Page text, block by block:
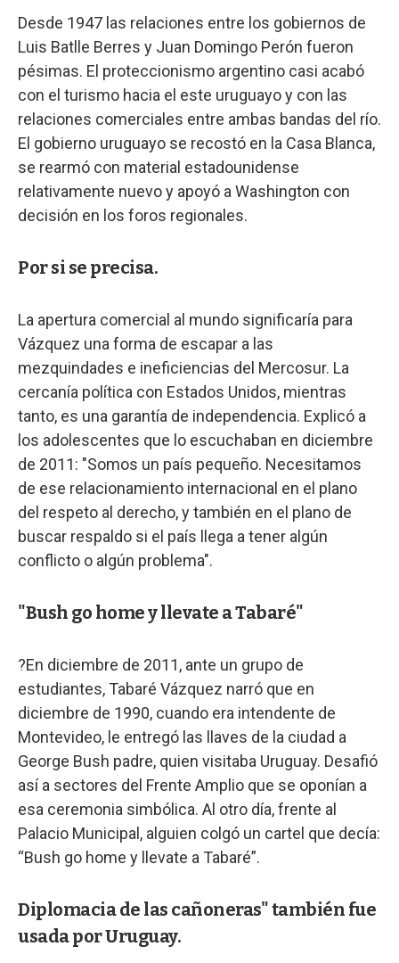
Desde 1947 las relaciones entre los gobiernos de
Luis Batlle Berres y Juan Domingo Perón fueron
pésimas. El proteccionismo argentino casi acabó
con el turismo hacia el este uruguayo y con las
relaciones comerciales entre ambas bandas del río.
El gobierno uruguayo se recostó en la Casa Blanca,
se rearmó con material estadounidense
relativamente nuevo y apoyó a Washington con
decisión en los foros regionales.
Por si se precisa.
La apertura comercial al mundo significaría para
Vázquez una forma de escapar a las
mezquindades e ineficiencias del Mercosur. La
cercanía política con Estados Unidos, mientras
tanto, es una garantía de independencia. Explicó a
los adolescentes que lo escuchaban en diciembre
de 2011: "Somos un país pequeño. Necesitamos
de ese relacionamiento internacional en el plano
del respeto al derecho, y también en el plano de
buscar respaldo si el país llega a tener algún
conflicto o algún problema".
"Bush go home y llevate a Tabaré"
?En diciembre de 2011, ante un grupo de
estudiantes, Tabaré Vázquez narró que en
diciembre de 1990, cuando era intendente de
Montevideo, le entregó las llaves de la ciudad a
George Bush padre, quien visitaba Uruguay. Desafió
así a sectores del Frente Amplio que se oponían a
esa ceremonia simbólica. Al otro día, frente al
Palacio Municipal, alguien colgó un cartel que decía:
“Bush go home y llevate a Tabaré”.
Diplomacia de las cañoneras" también fue
usada por Uruguay.